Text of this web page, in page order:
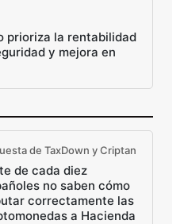
prioriza la rentabilidad
y mejora en
de TaxDown y Criptan
de cada diez
no saben cómo
correctamente las
a Hacienda